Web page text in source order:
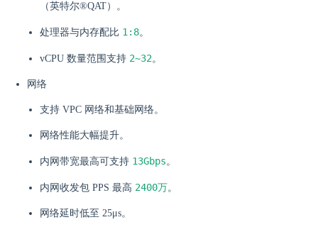
（英特尔®QAT）。
处理器与内存配比 1:8。
vCPU 数量范围支持 2~32。
网络
支持 VPC 网络和基础网络。
网络性能大幅提升。
内网带宽最高可支持 13Gbps。
内网收发包 PPS 最高 2400万。
网络延时低至 25μs。